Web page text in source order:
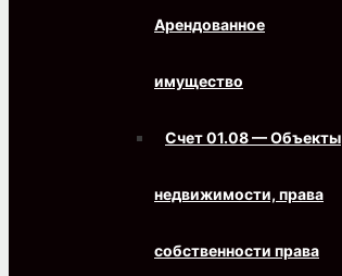
Арендованное
имущество
Счет 01.08 — Объекты
недвижимости, права
собственности права